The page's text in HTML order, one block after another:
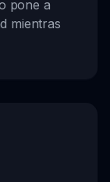
pone a
mientras